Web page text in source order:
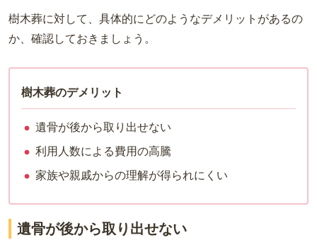
樹木葬に対して、具体的にどのようなデメリットがあるの
か、確認しておきましょう。
樹木葬のデメリット
遺骨が後から取り出せない
利用人数による費用の高騰
家族や親戚からの理解が得られにくい
遺骨が後から取り出せない